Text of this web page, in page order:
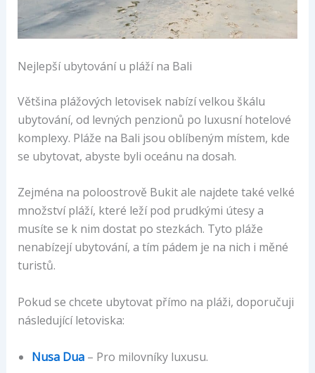
Nejlepší ubytování u pláží na Bali
Většina plážových letovisek nabízí velkou škálu
ubytování, od levných penzionů po luxusní hotelové
komplexy. Pláže na Bali jsou oblíbeným místem, kde
se ubytovat, abyste byli oceánu na dosah.
Zejména na poloostrově Bukit ale najdete také velké
množství pláží, které leží pod prudkými útesy a
musíte se k nim dostat po stezkách. Tyto pláže
nenabízejí ubytování, a tím pádem je na nich i měné
turistů.
Pokud se chcete ubytovat přímo na pláži, doporučuji
následující letoviska:
Nusa Dua– Pro milovníky luxusu.